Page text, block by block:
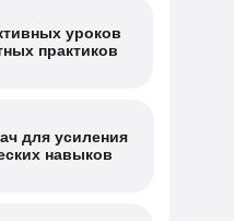
уроков
практиков
для усиления
навыков